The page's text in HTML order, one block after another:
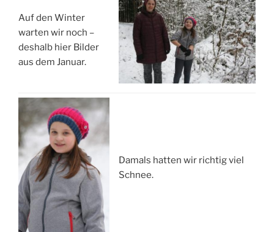
Auf den Winter
warten wir noch –
deshalb hier Bilder
aus dem Januar.
Damals hatten wir richtig viel
Schnee.